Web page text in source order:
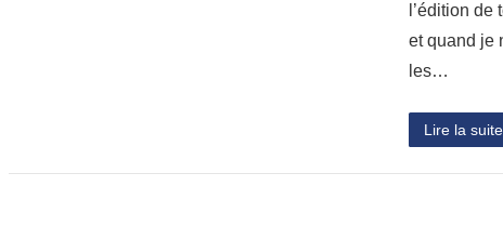
l’édition
et quand je
les…
Lire la suite